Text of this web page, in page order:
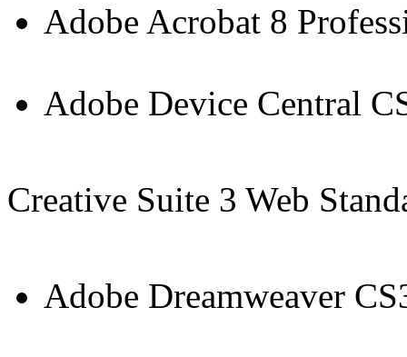
Adobe Acrobat 8
Adobe Device Central
Creative Suite 3 Web
Adobe Dreamweaver